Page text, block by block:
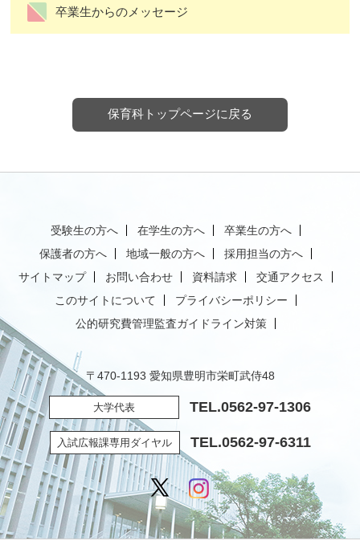
卒業生からのメッセージ
保育科トップページに戻る
受験生の方へ 在学生の方へ
卒業生の方へ
保護者の方へ
地域一般の方へ
採用担当の方へ
サイトマップ
お問い合わせ 資料請求
交通アクセス
このサイトについて
プライバシーポリシー
公的研究費管理監査ガイドライン対策
〒470-1193 愛知県豊明市栄町武侍48
大学代表 TEL.0562-97-1306
入試広報課専用ダイヤル TEL.0562-97-6311